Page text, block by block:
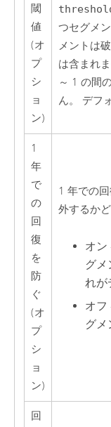
閾
値
(オ
プ
シ
ョ
ン)
つセグメ
メントは
は含まれ
～ 1 の間
ん。 デフ
1
年
で
の
回
復
を
防
ぐ
(オ
プ
シ
ョ
ン)
1 年での
外するか
オン
グメ
れが
オフ
グメ
回